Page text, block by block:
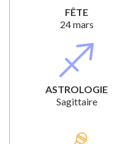
FÊTE
24 mars
ASTROLOGIE
Sagittaire